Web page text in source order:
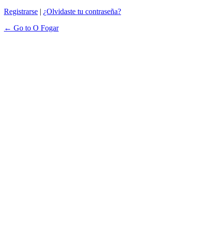
Registrarse | ¿Olvidaste tu contraseña?
← Go to O Fogar